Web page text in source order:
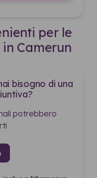
per le
Camerun
bisogno di una
potrebbero